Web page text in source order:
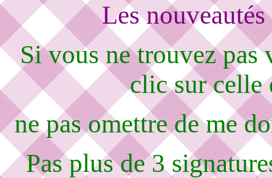
Les
Si vous ne trouvez pas
clic sur celle
ne pas omettre de me
Pas plus de 3